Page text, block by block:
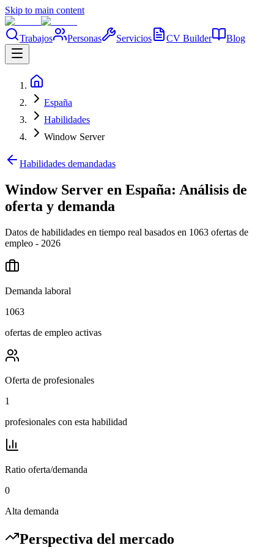
Skip to main content
Trabajos Personas Servicios CV Builder Blog
España
Habilidades
Window Server
Habilidades demandadas
Window Server en España: Análisis de
oferta y demanda
Datos de habilidades en tiempo real basados en 1063 ofertas de
empleo - 2026
Demanda laboral
1063
ofertas de empleo activas
Oferta de profesionales
1
profesionales con esta habilidad
Ratio oferta/demanda
0
Alta demanda
Perspectiva del mercado